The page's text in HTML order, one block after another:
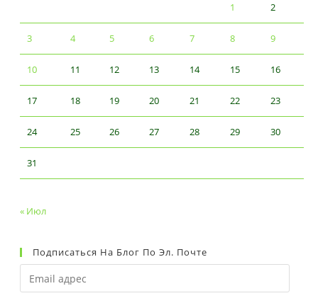
1 2
3 4 5 6 7 8 9
10 11 12 13 14 15 16
17 18 19 20 21 22 23
24 25 26 27 28 29 30
31
« Июл
Подписаться На Блог По Эл. Почте
Email
адрес